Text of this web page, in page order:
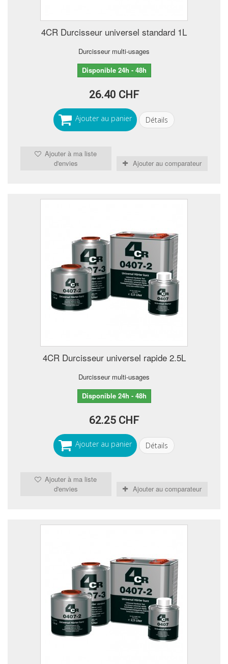
4CR Durcisseur universel standard 1L
Durcisseur multi-usages
Disponible 24h - 48h
26.40 CHF
Ajouter au panier Détails
Ajouter à ma liste
d'envies
Ajouter au comparateur
4CR Durcisseur universel rapide 2.5L
Durcisseur multi-usages
Disponible 24h - 48h
62.25 CHF
Ajouter au panier Détails
Ajouter à ma liste
d'envies
Ajouter au comparateur